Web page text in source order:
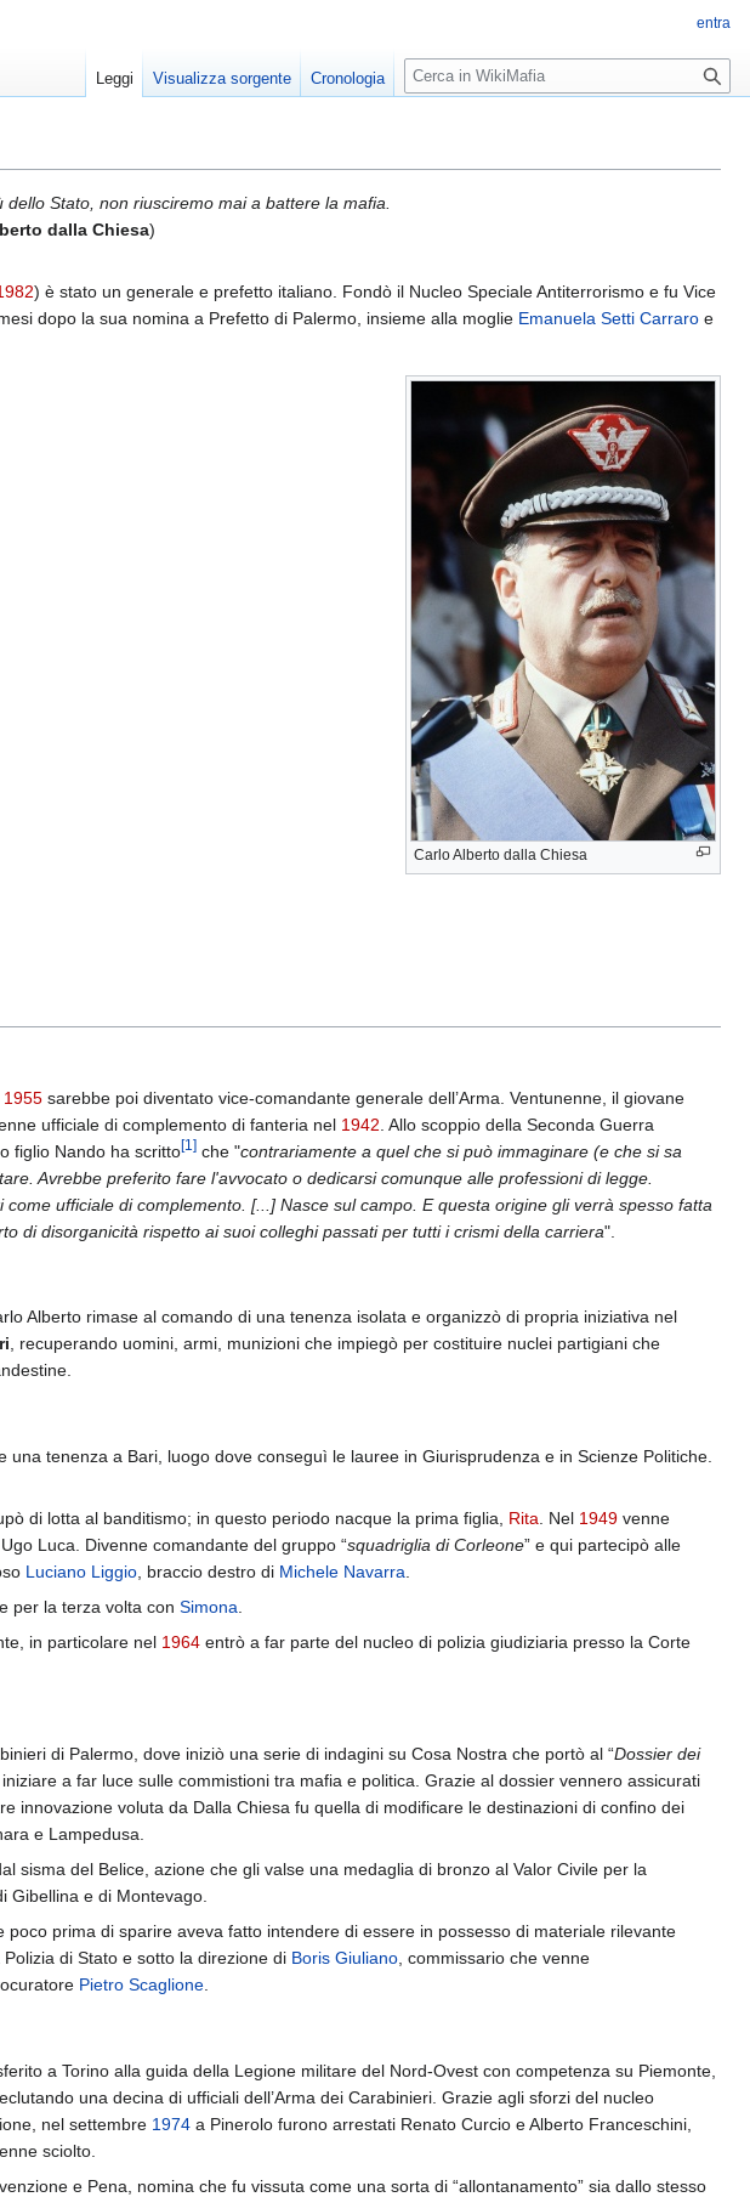
Stato, non riusciremo mai a battere la mafia.
dalla Chiesa)
) è stato un generale e prefetto italiano. Fondò il Nucleo Speciale Antiterrorismo e fu Vice
dopo la sua nomina a Prefetto di Palermo, insieme alla moglie Emanuela Setti Carraro e
Carlo Alberto dalla Chiesa
1955 sarebbe poi diventato vice-comandante generale dell’Arma. Ventunenne, il giovane
ufficiale di complemento di fanteria nel 1942 . Allo scoppio della Seconda Guerra
figlio Nando ha scritto[1 ] che "contrariamente a quel che si può immaginare (e che si sa
Avrebbe preferito fare l'avvocato o dedicarsi comunque alle professioni di legge.
ufficiale di complemento. [...] Nasce sul campo. E questa origine gli verrà spesso fatta
di disorganicità rispetto ai suoi colleghi passati per tutti i crismi della carriera".
Alberto rimase al comando di una tenenza isolata e organizzò di propria iniziativa nel
, recuperando uomini, armi, munizioni che impiegò per costituire nuclei partigiani che
tenenza a Bari, luogo dove conseguì le lauree in Giurisprudenza e in Scienze Politiche.
di lotta al banditismo; in questo periodo nacque la prima figlia, Rita . Nel 1949 venne
Luca. Divenne comandante del gruppo “squadriglia di Corleone” e qui partecipò alle
Luciano Liggio , braccio destro di Michele Navarra
per la terza volta con Simona
in particolare nel 1964 entrò a far parte del nucleo di polizia giudiziaria presso la Corte
di Palermo, dove iniziò una serie di indagini su Cosa Nostra che portò al “Dossier dei
a far luce sulle commistioni tra mafia e politica. Grazie al dossier vennero assicurati
innovazione voluta da Dalla Chiesa fu quella di modificare le destinazioni di confino dei
e Lampedusa.
sisma del Belice, azione che gli valse una medaglia di bronzo al Valor Civile per la
Gibellina e di Montevago.
poco prima di sparire aveva fatto intendere di essere in possesso di materiale rilevante
di Stato e sotto la direzione di Boris Giuliano, commissario che venne
Pietro Scaglione.
a Torino alla guida della Legione militare del Nord-Ovest con competenza su Piemonte,
una decina di ufficiali dell’Arma dei Carabinieri. Grazie agli sforzi del nucleo
nel settembre 1974 a Pinerolo furono arrestati Renato Curcio e Alberto Franceschini,
sciolto.
e Pena, nomina che fu vissuta come una sorta di “allontanamento” sia dallo stesso
entra
Leggi Visualizza sorgente Cronologia
R
i
r